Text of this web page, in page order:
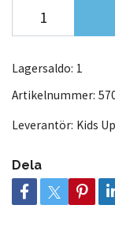
Lagersaldo: 1
Artikelnummer:
Leverantör: Kids Up
Dela